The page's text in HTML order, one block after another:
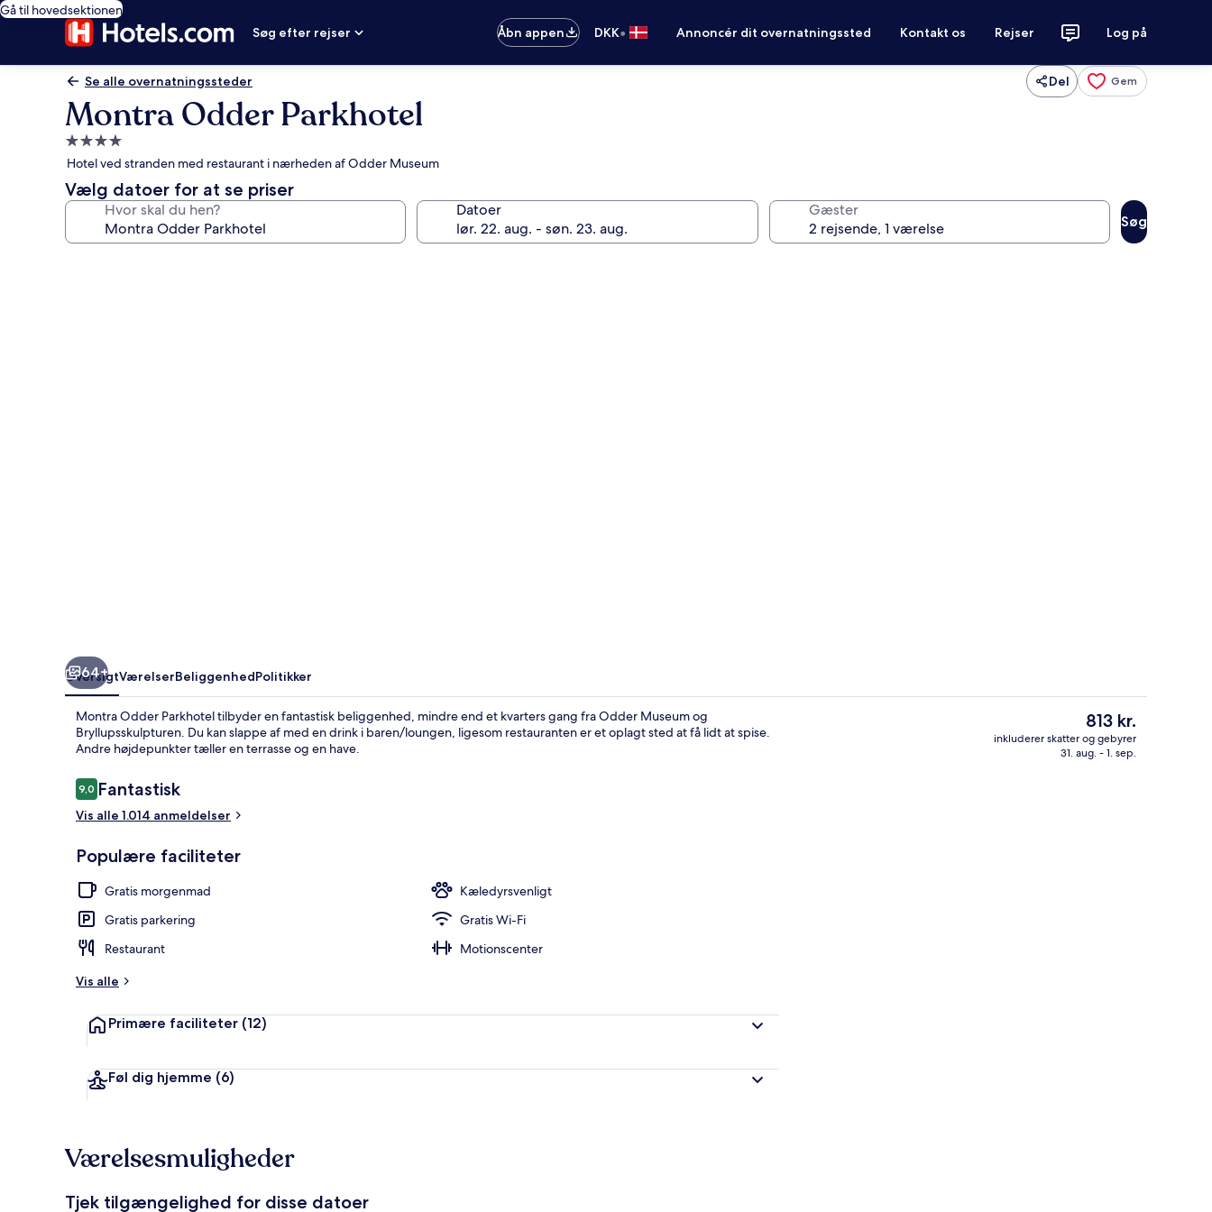
Gå til hovedsektionen
Søg efter rejser
Åbn appen DKK• Annoncér dit overnatningssted Kontakt os Rejser Log på
Se alle overnatningssteder Del Gem
Montra Odder Parkhotel
4.0-
stjernet
overnatningssted
Hotel ved stranden med restaurant i nærheden af Odder Museum
Vælg datoer for at se priser
Hvor skal du hen? Datoer Gæster
Søg
Gratis morgenmadsbuffet hver dag
64+
OversigtVærelserBeliggenhedPolitikker
Montra Odder Parkhotel tilbyder en fantastisk beliggenhed, mindre end et kvarters gang fra Odder Museum og
Bryllupsskulpturen. Du kan slappe af med en drink i baren/loungen, ligesom restauranten er et oplagt sted at få lidt at spise.
Andre højdepunkter tæller en terrasse og en have.
Anmeldelser
9,09,0 ud af 10.
Fantastisk
Vis alle 1.014 anmeldelser
Populære faciliteter
Gratis morgenmad
Kæledyrsvenligt
Gratis parkering
Gratis Wi-Fi
Restaurant
Motionscenter
Vis alle
Primære faciliteter (12)
Føl dig hjemme (6)
Den
nuværende
pris
813 kr.
inkluderer skatter og gebyrer
31. aug. - 1. sep.
Værelsesmuligheder
Tjek tilgængelighed for disse datoer